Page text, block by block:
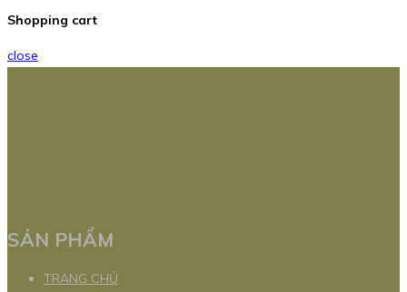
Shopping cart
close
SẢN PHẨM
TRANG CHỦ